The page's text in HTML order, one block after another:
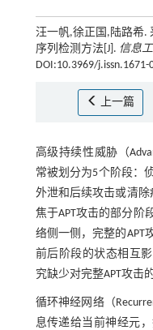
汪一帆,徐正国,陆路希.
序列检测方法[J]. 信息
DOI:10.3969/
上一篇
高级持续性威胁（
常被划分为5个阶段：
外泄和后续攻击或清除
焦于APT攻击的部分阶
络侧一侧，完整的APT
前后阶段的状态相互
究缺少对完整APT攻击
循环神经网络（
息传递给当前神经元